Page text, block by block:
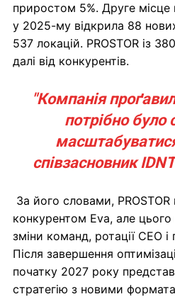
приростом 5%. Друге місце
у 2025-му відкрила 88
537 локацій. PROSTOR із
далі від конкурентів.
"Компанія
потрібно було
співзасновник
За його словами,
конкурентом Eva, але цього
зміни команд, ротації CEO і
Після завершення
початку 2027 року
стратегію з новими